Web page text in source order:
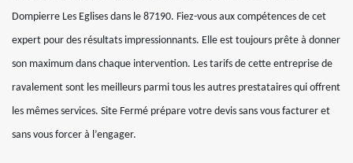
Dompierre Les Eglises dans le 87190. Fiez-vous aux compétences de cet
expert pour des résultats impressionnants. Elle est toujours prête à donner
son maximum dans chaque intervention. Les tarifs de cette entreprise de
ravalement sont les meilleurs parmi tous les autres prestataires qui offrent
les mêmes services. Site Fermé prépare votre devis sans vous facturer et
sans vous forcer à l’engager.